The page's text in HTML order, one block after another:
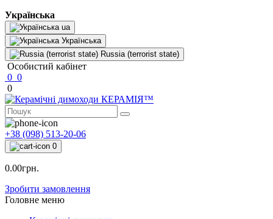
Українська
ua
Українська
Russia (terrorist state)
Особистий кабінет
0 0
0
+38 (098) 513-20-06
0
0.00грн.
Зробити замовлення
Головне меню